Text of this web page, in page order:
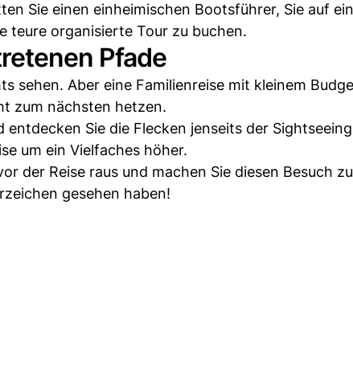
Sie einen einheimischen Bootsführer, Sie auf
teure organisierte Tour zu buchen.
Pfade
sehen. Aber eine Familienreise mit kleinem
zum nächsten hetzen.
entdecken Sie die Flecken jenseits der
um ein Vielfaches höher.
der Reise raus und machen Sie diesen Besuch
gesehen haben!